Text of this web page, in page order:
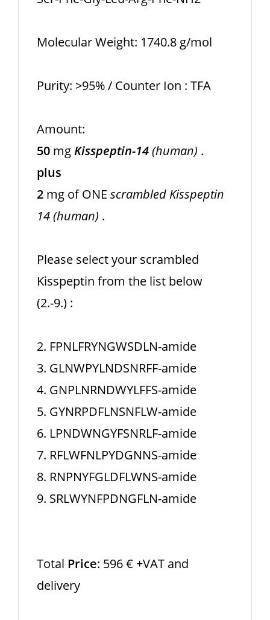
Molecular Weight: 1740.8 g/mol
Purity: >95% / Counter Ion : TFA
Amount:
50 mgKisspeptin-14(human) .
plus
2 mg of ONE scrambled Kisspeptin
14 (human) .
Please select your scrambled
Kisspeptin from the list below
(2.-9.) :
2. FPNLFRYNGWSDLN-amide
3. GLNWPYLNDSNRFF-amide
4. GNPLNRNDWYLFFS-amide
5. GYNRPDFLNSNFLW-amide
6. LPNDWNGYFSNRLF-amide
7. RFLWFNLPYDGNNS-amide
8. RNPNYFGLDFLWNS-amide
9. SRLWYNFPDNGFLN-amide
Total Price: 596 € +VAT and
delivery